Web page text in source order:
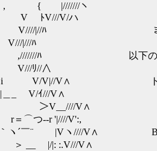
ヽ
V/ハ
まずはトランプ選
ﾊ
以下の通りにご参
ﾘ//∧
V∧ トトロト
ｲ///V∧
V__////V∧ もえしょ
r '|////V':,
|Vヽ////V∧ Beeさ
|/|: :.V///V∧